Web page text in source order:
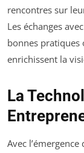
rencontres sur
Les échanges
bonnes pratiques
enrichissent la
La
Avec